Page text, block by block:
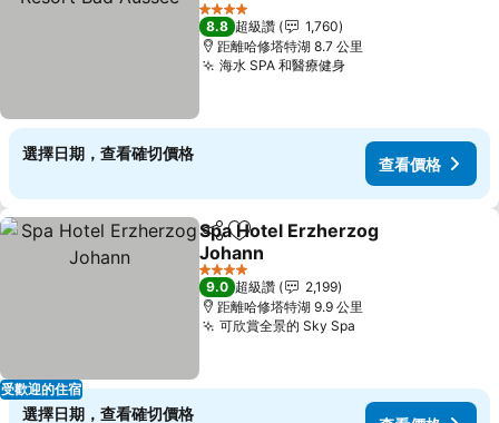
4 星級
8.8 超級讚
1,760
距離哈修塔特湖 8.7 公里
海水 SPA 和醫療健身
選擇日期，查看確切價格
查看價格
受歡迎的住宿
分享 加入我的最愛
Spa Hotel Erzherzog
Johann
4 星級
9.0 超級讚
2,199
距離哈修塔特湖 9.9 公里
可欣賞全景的 Sky Spa
選擇日期，查看確切價格